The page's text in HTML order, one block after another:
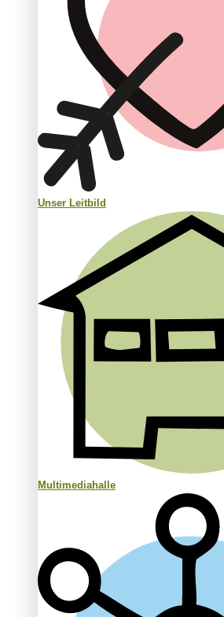
Unser Leitbild
Multimediahalle